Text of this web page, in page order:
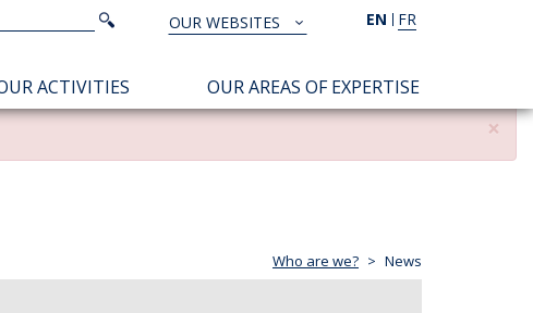
EN FR
TOUS
NOS
SITES
OUR WEBSITES
Search
Search
ACTIVITIES OUR AREAS OF EXPERTISE
×
Who are we? News